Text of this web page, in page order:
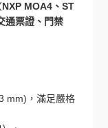
NXP MOA4、ST
通票證、門禁
mm)，滿足嚴格